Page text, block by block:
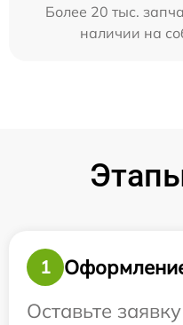
Более 20 тыс.
наличии на
1
Оставьте